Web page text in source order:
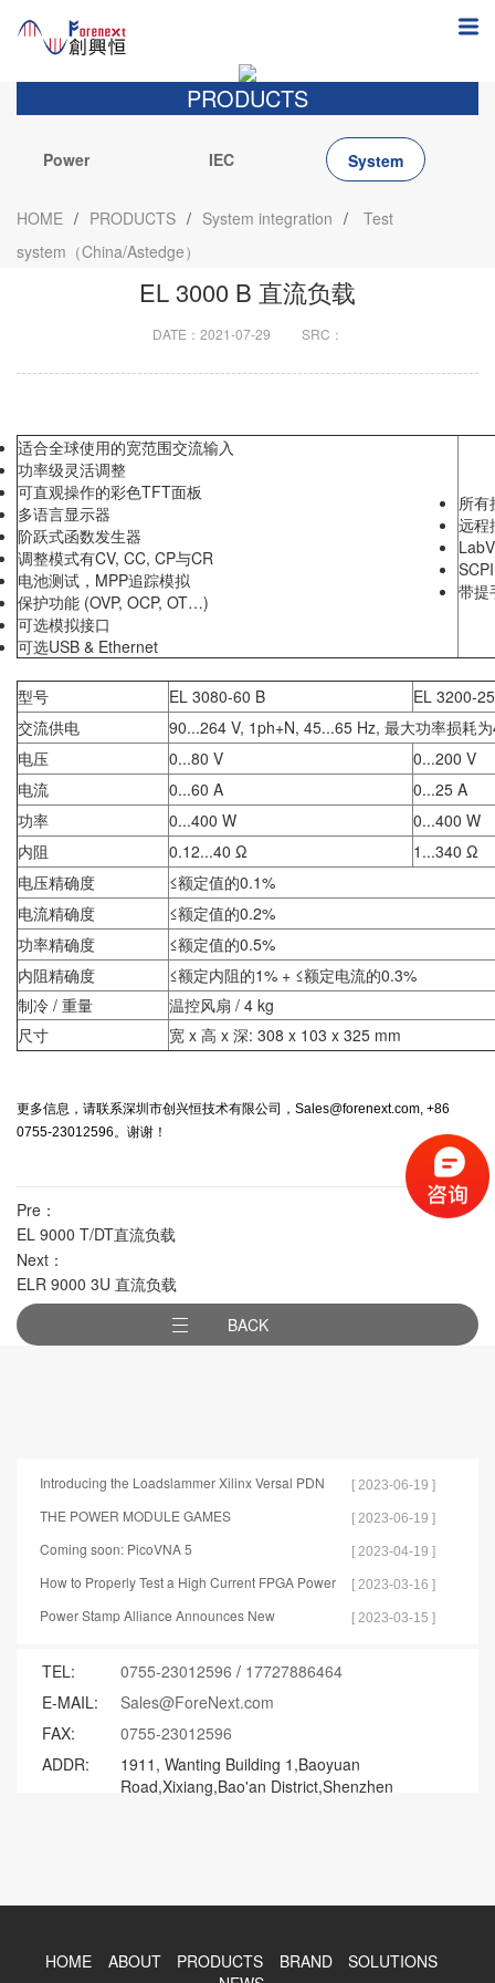
PRODUCTS
Power
IEC
System
HOME / PRODUCTS / System integration /
Test
system（China/Astedge）
EL 3000 B 直流负载
DATE：2021-07-29 SRC：
适合全球使用的宽范围交流输入
功率级灵活调整
可直观操作的彩色TFT面板
多语言显示器
阶跃式函数发生器
调整模式有CV, CC, CP与CR
电池测试，MPP追踪模拟
保护功能 (OVP, OCP, OT…)
可选模拟接口
可选USB & Ethernet
所有
远程
带提
型号 EL 3080-60 B
EL 3200-
交流供电
90...264 V, 1ph+N, 45...65 Hz, 最大功率损耗
电压
0...80 V
0...200 V
电流
0...60 A
0...25 A
功率
0...400 W
0...400 W
内阻
0.12...40 Ω
1...340 Ω
电压精确度
≤额定值的0.1%
电流精确度
≤额定值的0.2%
功率精确度
≤额定值的0.5%
内阻精确度
≤额定内阻的1% + ≤额定电流的0.3%
制冷 / 重量
温控风扇 / 4 kg
尺寸
宽 x 高 x 深: 308 x 103 x 325 mm
更多信息，请联系深圳市创兴恒技术有限公司，Sales@forenext.com, +86
0755-23012596。谢谢！
Pre：
EL 9000 T/DT直流负载
Next：
ELR 9000 3U 直流负载
BACK
Introducing the Loadslammer Xilinx Versal PDN
Test Tools
[ 2023-06-19 ]
THE POWER MODULE GAMES [ 2023-06-19 ]
Coming soon: PicoVNA 5 [ 2023-04-19 ]
How to Properly Test a High Current FPGA Power
Distribution Network
[ 2023-03-16 ]
Power Stamp Alliance Announces New
[ 2023-03-15 ]
TEL: 0755-23012596 / 17727886464
E-MAIL:
Sales@ForeNext.com
FAX:
0755-23012596
ADDR:
1911, Wanting Building 1,Baoyuan
Road,Xixiang,Bao'an District,Shenzhen
HOME ABOUT PRODUCTS BRAND
SOLUTIONS